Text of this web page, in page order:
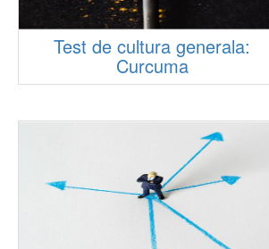
Test de cultura generala:
Curcuma